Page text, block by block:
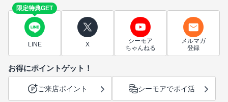
限定特典GET
LINE X
シーモア
ちゃんねる
メルマガ
登録
お得にポイントゲット！
ご来店ポイント シーモアでポイ活